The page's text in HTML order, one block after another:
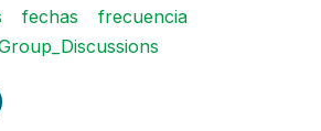
fechas
frecuencia